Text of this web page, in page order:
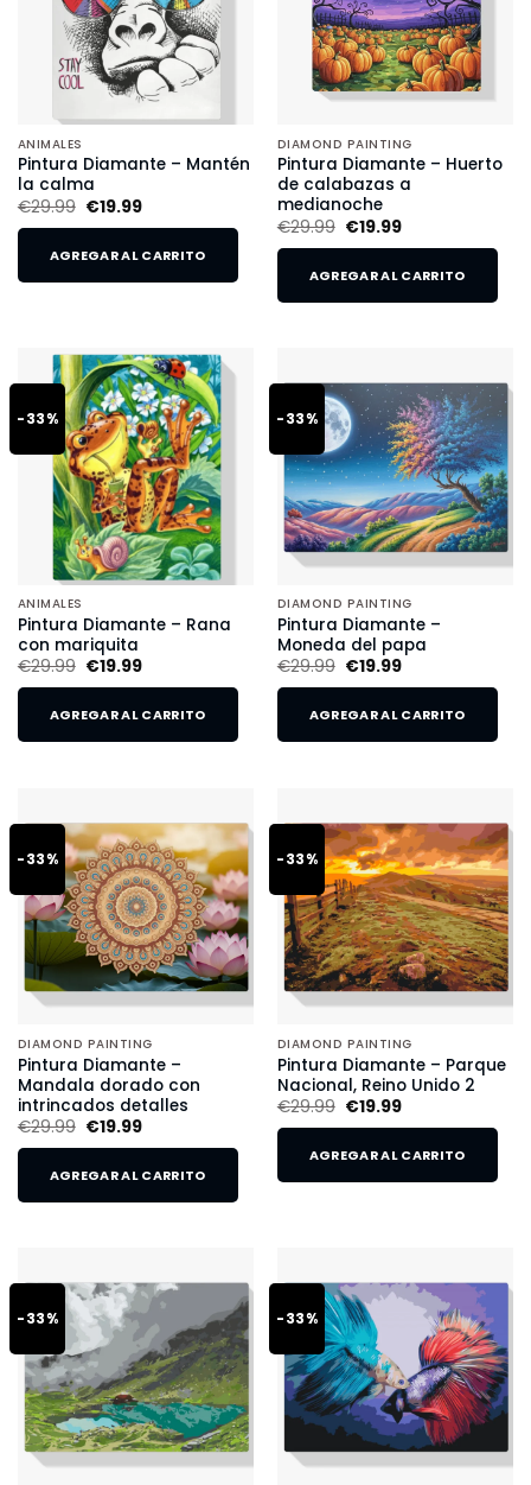
ANIMALES
Pintura Diamante – Mantén
la calma
€29.99 €19.99
AGREGAR AL CARRITO
DIAMOND PAINTING
Pintura Diamante – Huerto
de calabazas a
medianoche
€29.99 €19.99
AGREGAR AL CARRITO
-33%
ANIMALES
Pintura Diamante – Rana
con mariquita
€29.99 €19.99
AGREGAR AL CARRITO
-33%
DIAMOND PAINTING
Pintura Diamante –
Moneda del papa
€29.99 €19.99
AGREGAR AL CARRITO
-33%
DIAMOND PAINTING
Pintura Diamante –
Mandala dorado con
intrincados detalles
€29.99 €19.99
AGREGAR AL CARRITO
-33%
DIAMOND PAINTING
Pintura Diamante – Parque
Nacional, Reino Unido 2
€29.99 €19.99
AGREGAR AL CARRITO
-33% -33%